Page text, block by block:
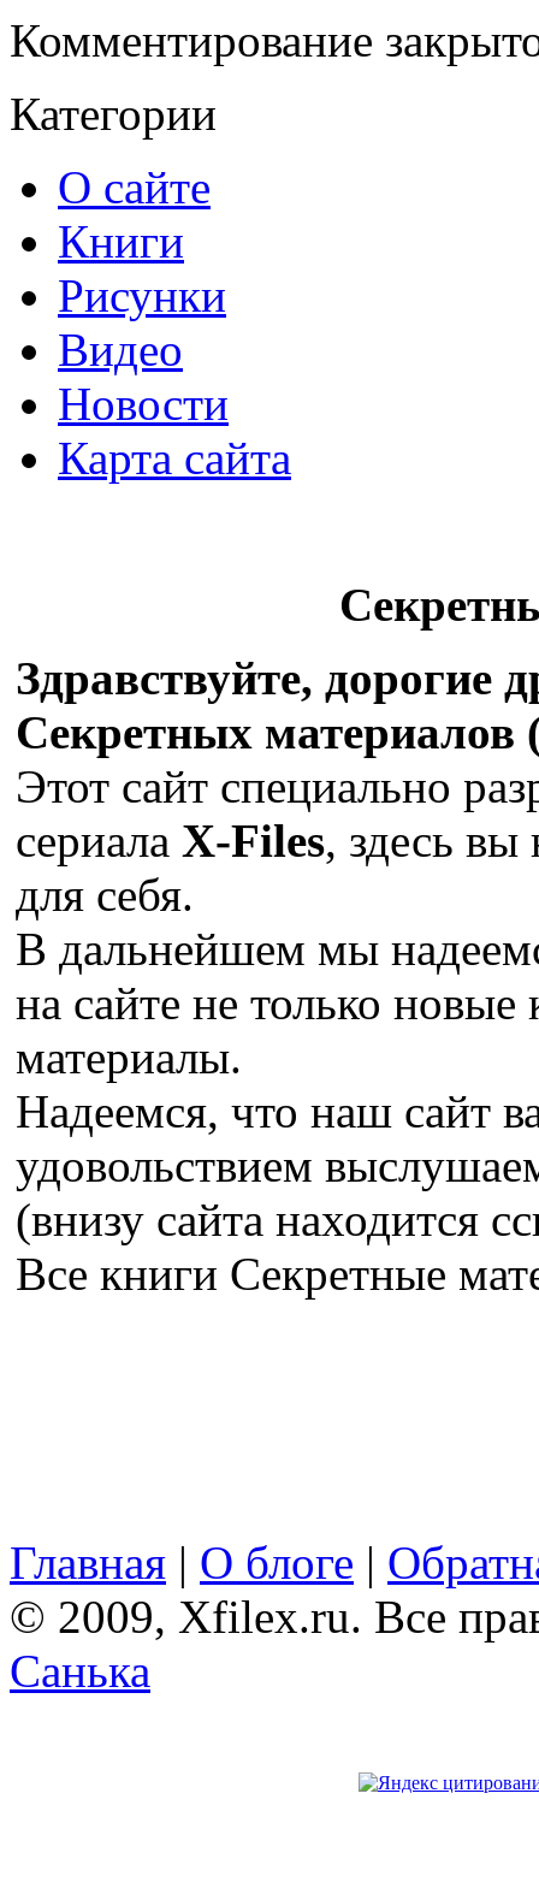
Комментирование
Категории
О сайте
Книги
Рисунки
Видео
Новости
Карта сайта
Здравствуйте, дорогие
Секретных материалов
Этот сайт специально
сериала X-Files, здесь вы
для себя.
В дальнейшем мы
на сайте не только
материалы.
Надеемся, что наш сайт
удовольствием
(внизу сайта находится
Все книги Секретные
Главная | О блоге |
© 2009, Xfilex.ru. Все
Санька